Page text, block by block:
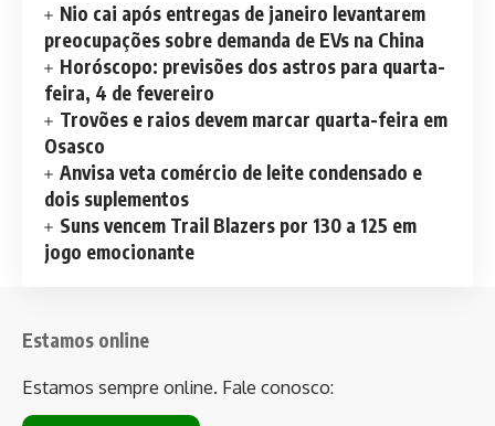
Nio cai após entregas de janeiro levantarem
preocupações sobre demanda de EVs na China
Horóscopo: previsões dos astros para quarta-
feira, 4 de fevereiro
Trovões e raios devem marcar quarta-feira em
Osasco
Anvisa veta comércio de leite condensado e
dois suplementos
Suns vencem Trail Blazers por 130 a 125 em
jogo emocionante
Estamos online
Estamos sempre online. Fale conosco: